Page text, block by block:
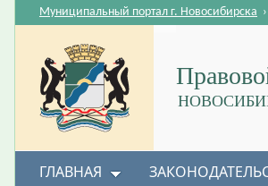
Муниципальный портал г. Новосибирска ›
ГЛАВНАЯ